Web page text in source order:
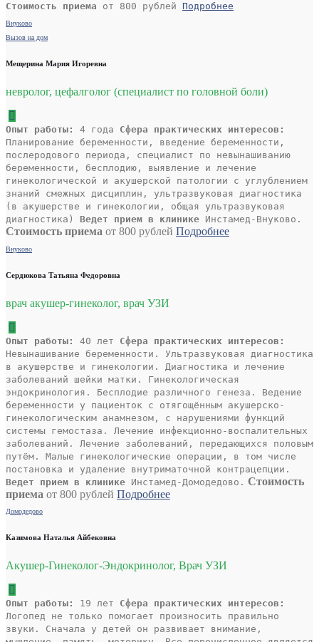
Стоимость приема от 800 рублей Подробнее
Внуково
Вызов на дом
Мещерина Мария Игоревна
невролог, цефалголог (специалист по головной боли)
Опыт работы: 4 года Сфера практических интересов:
Планирование беременности, введение беременности,
послеродового периода, специалист по невынашиванию
беременности, бесплодию, выявление и лечение
гинекологической и акушерской патологии с углублением
знаний смежных дисциплин, ультразвуковая диагностика
(в акушерстве и гинекологии, общая ультразвуковая
диагностика) Ведет прием в клинике Инстамед-Внуково.
Стоимость приема от 800 рублей Подробнее
Внуково
Сердюкова Татьяна Федоровна
врач акушер-гинеколог, врач УЗИ
Опыт работы: 40 лет Сфера практических интересов:
Невынашивание беременности. Ультразвуковая диагностика
в акушерстве и гинекологии. Диагностика и лечение
заболеваний шейки матки. Гинекологическая
эндокринология. Бесплодие различного генеза. Ведение
беременности у пациенток с отягощённым акушерско-
гинекологическим анамнезом, с нарушениями функций
системы гемостаза. Лечение инфекционно-воспалительных
заболеваний. Лечение заболеваний, передающихся половым
путём. Малые гинекологические операции, в том числе
постановка и удаление внутриматочной контрацепции.
Ведет прием в клинике Инстамед-Домодедово. Стоимость
приема от 800 рублей Подробнее
Домодедово
Казимова Наталья Айбековна
Акушер-Гинеколог-Эндокринолог, Врач УЗИ
Опыт работы: 19 лет Сфера практических интересов:
Логопед не только помогает произносить правильно
звуки. Сначала у детей он развивает внимание,